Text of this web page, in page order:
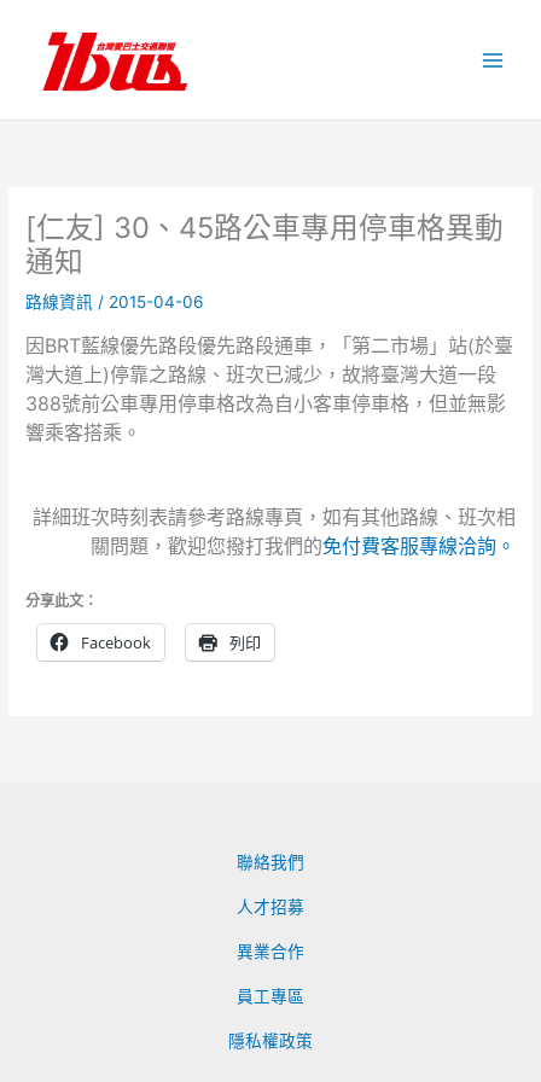
內
[仁友] 30、45路公車專用停車格異動
通知
路線資訊 / 2015-04-06
因BRT藍線優先路段優先路段通車，「第二市場」站(於臺
灣大道上)停靠之路線、班次已減少，故將臺灣大道一段
388號前公車專用停車格改為自小客車停車格，但並無影
響乘客搭乘。
詳細班次時刻表請參考路線專頁，如有其他路線、班次相
關問題，歡迎您撥打我們的免付費客服專線洽詢。
分享此文：
Facebook 列印
聯絡我們
人才招募
異業合作
員工專區
隱私權政策